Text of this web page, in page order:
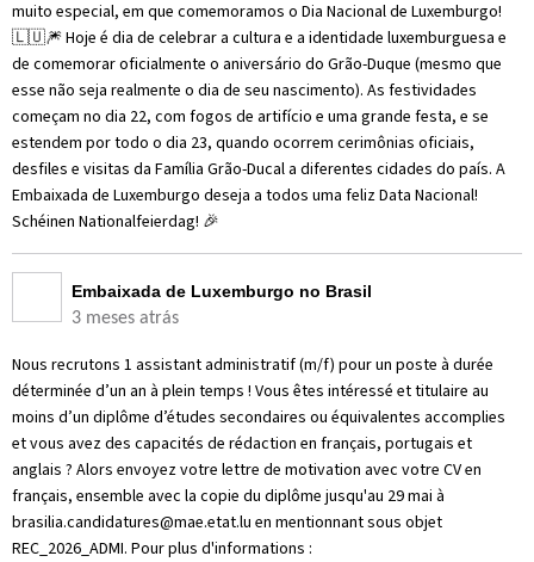
muito especial, em que comemoramos o Dia Nacional de Luxemburgo!
🇱🇺🎆 Hoje é dia de celebrar a cultura e a identidade luxemburguesa e
de comemorar oficialmente o aniversário do Grão-Duque (mesmo que
esse não seja realmente o dia de seu nascimento). As festividades
começam no dia 22, com fogos de artifício e uma grande festa, e se
estendem por todo o dia 23, quando ocorrem cerimônias oficiais,
desfiles e visitas da Família Grão-Ducal a diferentes cidades do país. A
Embaixada de Luxemburgo deseja a todos uma feliz Data Nacional!
Schéinen Nationalfeierdag! 🎉
Embaixada de Luxemburgo no Brasil
3 meses atrás
Nous recrutons 1 assistant administratif (m/f) pour un poste à durée
déterminée d’un an à plein temps ! Vous êtes intéressé et titulaire au
moins d’un diplôme d’études secondaires ou équivalentes accomplies
et vous avez des capacités de rédaction en français, portugais et
anglais ? Alors envoyez votre lettre de motivation avec votre CV en
français, ensemble avec la copie du diplôme jusqu'au 29 mai à
brasilia.candidatures@mae.etat.lu en mentionnant sous objet
REC_2026_ADMI. Pour plus d'informations :